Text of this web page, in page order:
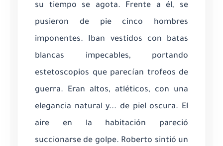
su tiempo se agota. Frente a él, se
pusieron de pie cinco hombres
imponentes. Iban vestidos con batas
blancas impecables, portando
estetoscopios que parecían trofeos de
guerra. Eran altos, atléticos, con una
elegancia natural y... de piel oscura. El
aire en la habitación pareció
succionarse de golpe. Roberto sintió un